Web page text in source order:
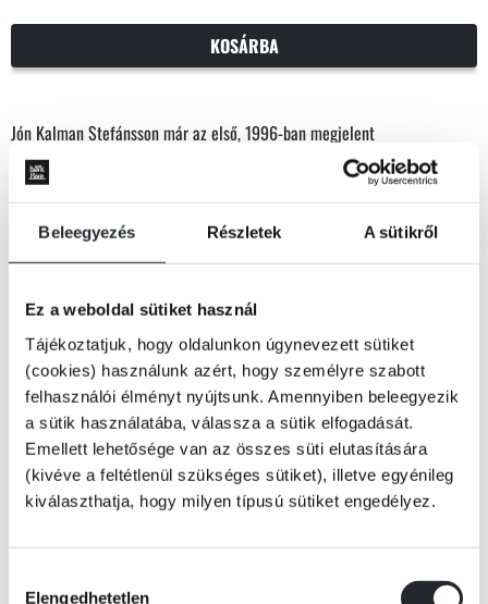
Beleegyezés Részletek A sütikről
Ez a weboldal sütiket használ
Tájékoztatjuk, hogy oldalunkon úgynevezett sütiket
(cookies) használunk azért, hogy személyre szabott
felhasználói élményt nyújtsunk. Amennyiben beleegyezik
a sütik használatába, válassza a sütik elfogadását.
Emellett lehetősége van az összes süti elutasítására
(kivéve a feltétlenül szükséges sütiket), illetve egyénileg
kiválaszthatja, hogy milyen típusú sütiket engedélyez.
Elengedhetetlen
KOSÁRBA
Jón Kalman Stefánsson már az első, 1996-ban megjelent
prózakötetében is Izland nyugati fjordjainak tájaira vezet bennünket.
Lazán összefüggő novellái a helyiek valószerűtlen, a technológia és a
csodák határvidékén játszódó hétköznapjait mutatja be. Errefelé
eseményszámba megy, ha a horizonton feltűnik egy autó, vagy
megérkezik Björn új bálázógépe; a szomszédok távcsövön át követik az
változó trollasszonnyal hál; vagy ha egy gazda a fjordok csendjének
súlya alatt hallani kezdi, ahogy susognak a felhők, mint a száraz széna,
és csikorognak, mikor kettészeli őket a hegycsúcs.
Stefánsson cinkos mosollyal el-eltűnődve forgatja kezében a valóság
legjellemzőbb kicsiségeit, míg ki nem bomlanak belőlük a
mindannyiunknak ismerős fájdalmak és drámák. És akkor megállunk, és
mi is feltesszük a kérdést: "van-e szomorúbb, mint az árkok az esőben?"
Tovább
KÖNYV ADATAI
VIDEÓK
RÉSZLET A KÖNYVBŐL